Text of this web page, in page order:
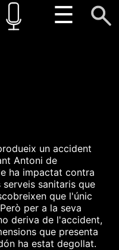
☰
un accident
Antoni de
ha impactat contra
sanitaris que
que l'únic
per a la seva
deriva de l'accident,
que presenta
ha estat degollat.